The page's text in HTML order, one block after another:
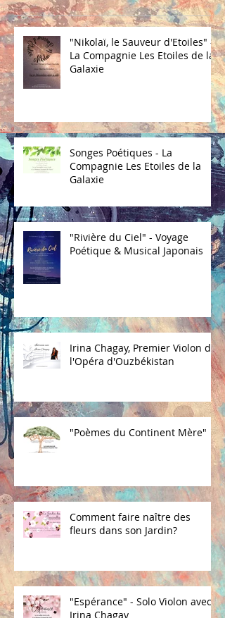
"Nikolaï, le Sauveur d'Etoiles" -
La Compagnie Les Etoiles de la
Galaxie
Songes Poétiques - La
Compagnie Les Etoiles de la
Galaxie
"Rivière du Ciel" - Voyage
Poétique & Musical Japonais
Irina Chagay, Premier Violon de
l'Opéra d'Ouzbékistan
"Poèmes du Continent Mère"
Comment faire naître des
fleurs dans son Jardin?
"Espérance" - Solo Violon avec
Irina Chagay